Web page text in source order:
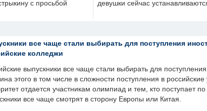
с просьбой
девушки сейчас
все чаще стали выбирать для поступления
колледжи
выпускники все чаще стали выбирать для
этого в том числе в сложности поступления в
отдается участникам олимпиад и тем, кто поступает по
все чаще смотрят в сторону Европы или Китая.